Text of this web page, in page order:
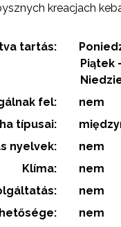
kreacjach
tartás:
Piątek
fel:
nem
típusai:
nyelvek:
nem
Klíma:
nem
nem
nem